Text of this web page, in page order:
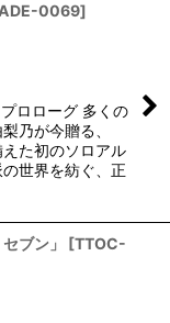
0069]
ロローグ 多くの
乃が今贈る、
た初のソロアル
世界を紡ぐ、正
ブン」 [TTOC-